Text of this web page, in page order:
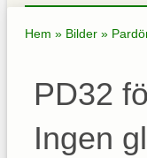
Hem » Bilder »
PD32
Ingen